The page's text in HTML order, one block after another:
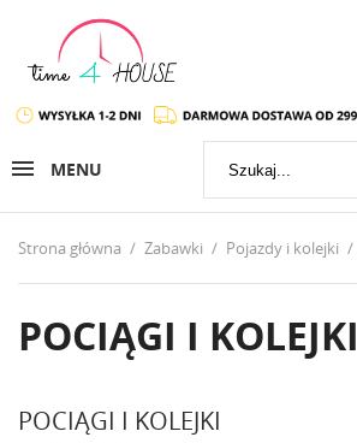
MENU
Strona główna Zabawki Pojazdy i kolejki
POCIĄGI I KOLEJKI
POCIĄGI I KOLEJKI